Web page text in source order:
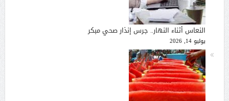
النعاس أثناء النهار.. جرس إنذار صحي مبكر
يوليو 14, 2026